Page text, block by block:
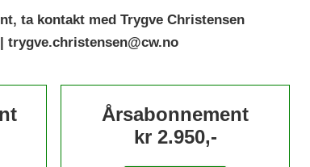
ta kontakt med Trygve Christensen
| trygve.christensen@cw.no
Årsabonnement
kr 2.950,-